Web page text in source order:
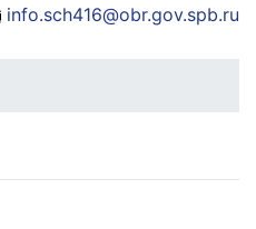
info.sch416@obr.gov.spb.ru